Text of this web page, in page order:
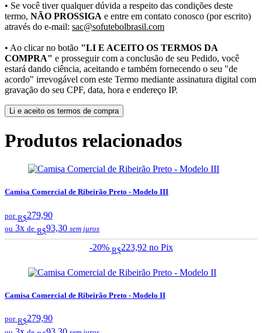
• Se você tiver qualquer dúvida a respeito das condições deste
termo, NÃO PROSSIGA e entre em contato conosco (por escrito)
através do e-mail: sac@sofutebolbrasil.com
• Ao clicar no botão "LI E ACEITO OS TERMOS DA
COMPRA" e prosseguir com a conclusão de seu Pedido, você
estará dando ciência, aceitando e também fornecendo o seu "de
acordo" irrevogável com este Termo mediante assinatura digital com
gravação do seu CPF, data, hora e endereço IP.
Li e aceito os termos de compra
Produtos relacionados
Camisa Comercial de Ribeirão Preto - Modelo III
por R$279,90
ou 3x de R$93,30 sem juros
-20% R$223,92 no Pix
Camisa Comercial de Ribeirão Preto - Modelo II
por R$279,90